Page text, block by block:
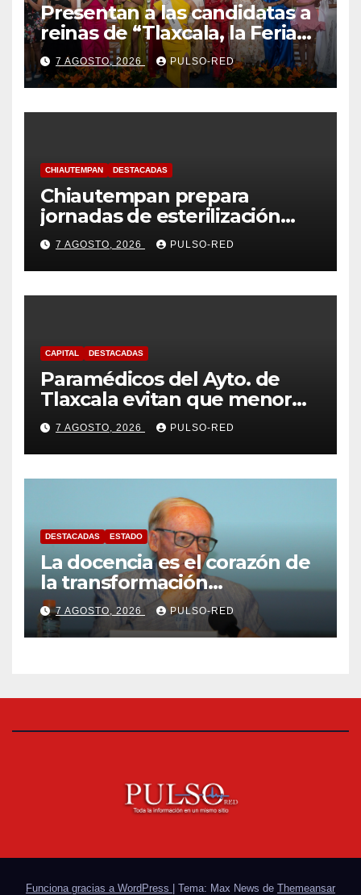
Presentan a las candidatas a
reinas de “Tlaxcala, la Feria
de Ferias 2026: La Flor
Tlaxcalteca”
7 AGOSTO, 2026 PULSO-RED
CHIAUTEMPAN DESTACADAS
Chiautempan prepara
jornadas de esterilización
para perros y gatos
7 AGOSTO, 2026 PULSO-RED
CAPITAL DESTACADAS
Paramédicos del Ayto. de
Tlaxcala evitan que menor
sufra complicaciones por
hipotermia tras caer en una
cisterna
7 AGOSTO, 2026 PULSO-RED
DESTACADAS ESTADO
La docencia es el corazón de
la transformación
universitaria: Rector de la
UATx
7 AGOSTO, 2026 PULSO-RED
Funciona gracias a WordPress | Tema: Max News de Themeansar